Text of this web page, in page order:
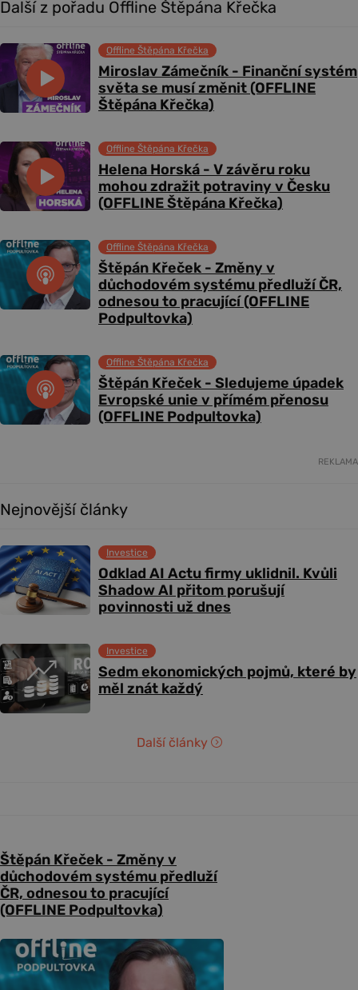
Další z pořadu Offline Štěpána Křečka
Miroslav Zámečník - Finanční systém
světa se musí změnit (OFFLINE
Štěpána Křečka)
Offline Štěpána Křečka
Helena Horská - V závěru roku
mohou zdražit potraviny v Česku
(OFFLINE Štěpána Křečka)
Offline Štěpána Křečka
Štěpán Křeček - Změny v
důchodovém systému předluží ČR,
odnesou to pracující (OFFLINE
Podpultovka)
Offline Štěpána Křečka
Štěpán Křeček - Sledujeme úpadek
Evropské unie v přímém přenosu
(OFFLINE Podpultovka)
Offline Štěpána Křečka
REKLAMA
Nejnovější články
Odklad AI Actu firmy uklidnil. Kvůli
Shadow AI přitom porušují
povinnosti už dnes
Investice
Sedm ekonomických pojmů, které by
měl znát každý
Investice
Další články
Štěpán Křeček - Změny v
důchodovém systému předluží
ČR, odnesou to pracující
(OFFLINE Podpultovka)